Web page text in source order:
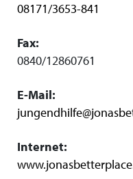
08171/3653-841
Fax:
0840/12860761
E-Mail:
Internet: